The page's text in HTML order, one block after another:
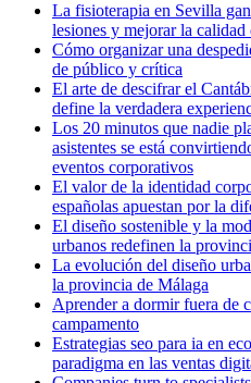
La fisioterapia en Sevilla
lesiones y mejorar la calidad
Cómo organizar una
de público y crítica
El arte de descifrar el
define la verdadera
Los 20 minutos que nadie
asistentes se está
eventos corporativos
El valor de la identidad
españolas apuestan por la
El diseño sostenible y la
urbanos redefinen la
La evolución del diseño
la provincia de Málaga
Aprender a dormir fuera de
campamento
Estrategias seo para ia en
paradigma en las ventas